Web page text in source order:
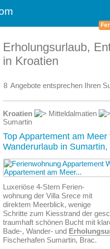
Erholungsurlaub,
in Kroatien
8 Angebote entsprechen Ihren
Kroatien
Mitteldalmatien
Sumartin
Top Appartement am
Wanderurlaub in
Luxeriöse 4-Stern Ferien­
wohnung der Villa Srece mit
direktem Meerblick, wenige
Schritte zum Kiesstrand der
traumhaft schönen Bucht mit
Bade-, Wander- und
Fischerhafen Sumartin, Brac.